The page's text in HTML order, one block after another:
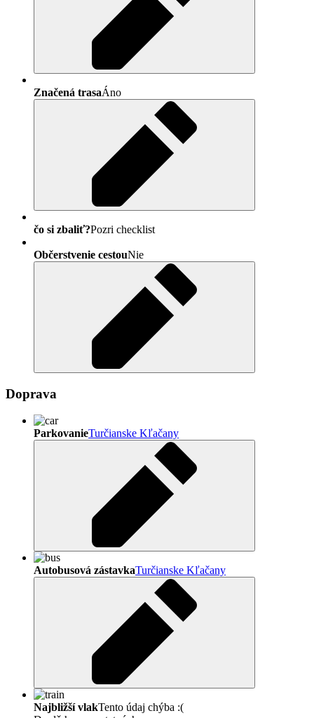
Značená trasaÁno
čo si zbaliť?Pozri checklist
Občerstvenie cestouNie
Doprava
ParkovanieTurčianske Kľačany
Autobusová zástavkaTurčianske Kľačany
Najbližší vlakTento údaj chýba :(